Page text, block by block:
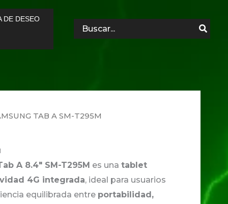
DE DESEO
Search
for:
TAB A SM-T295M
A 8.4″ SM-T295M es unatablet
4G integrada, ideal para usuarios
equilibrada entre portabilidad,